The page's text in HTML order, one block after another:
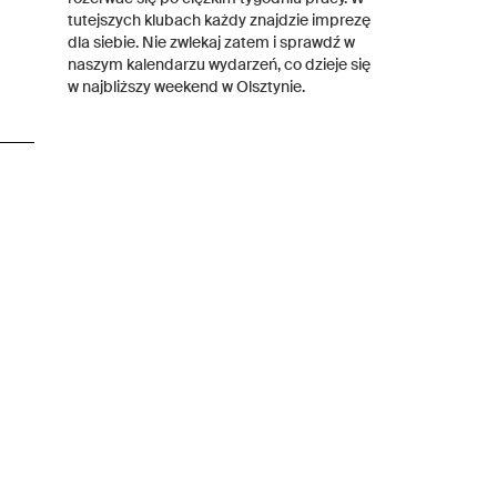
tutejszych klubach każdy znajdzie imprezę
dla siebie. Nie zwlekaj zatem i sprawdź w
naszym kalendarzu wydarzeń, co dzieje się
w najbliższy weekend w Olsztynie.